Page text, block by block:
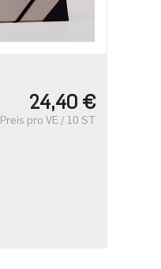
24,40 €
Preis pro VE / 10 ST